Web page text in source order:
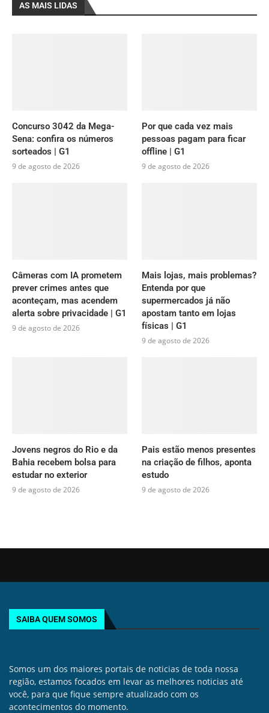
AS MAIS LIDAS
Concurso 3042 da Mega-
Sena: confira os números
sorteados | G1
9 de agosto de 2026
Por que cada vez mais
pessoas pagam para ficar
offline | G1
9 de agosto de 2026
Câmeras com IA prometem
prever crimes antes que
aconteçam, mas acendem
alerta sobre privacidade | G1
9 de agosto de 2026
Mais lojas, mais problemas?
Entenda por que
supermercados já não
apostam tanto em lojas
físicas | G1
9 de agosto de 2026
Jovens negros do Rio e da
Bahia recebem bolsa para
estudar no exterior
9 de agosto de 2026
Pais estão menos presentes
na criação de filhos, aponta
estudo
9 de agosto de 2026
SAIBA QUEM SOMOS
Somos um dos maiores portais de noticias de toda nossa
região, estamos focados em levar as melhores noticias até
você, para que fique sempre atualizado com os
acontecimentos do momento.